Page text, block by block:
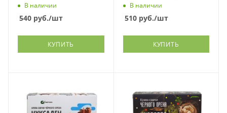
В наличии
540 руб./шт
КУПИТЬ
В наличии
510руб./шт
КУПИТЬ